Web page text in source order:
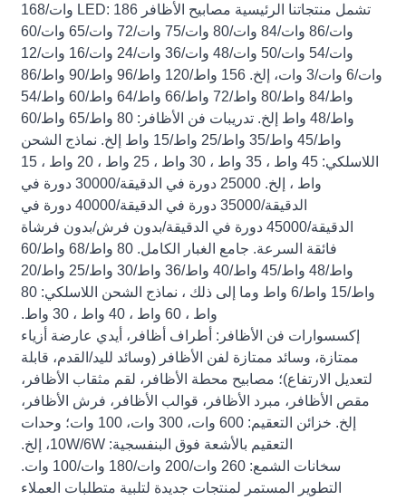
تشمل منتجاتنا الرئيسية مصابيح الأظافر LED: 186 وات/168
وات/86 وات/84 وات/80 وات/75 وات/72 وات/65 وات/60
وات/54 وات/50 وات/48 وات/36 وات/24 وات/16 وات/12
وات/6 وات/3 وات، إلخ. 156 واط/120 واط/96 واط/90 واط/86
واط/84 واط/80 واط/72 واط/66 واط/64 واط/60 واط/54
واط/48 واط إلخ. تدريبات فن الأظافر: 80 واط/65 واط/60
واط/45 واط/35 واط/25 واط/15 واط إلخ. نماذج الشحن
اللاسلكي: 45 واط ، 35 واط ، 30 واط ، 25 واط ، 20 واط ، 15
واط ، إلخ. 25000 دورة في الدقيقة/30000 دورة في
الدقيقة/35000 دورة في الدقيقة/40000 دورة في
الدقيقة/45000 دورة في الدقيقة/بدون فرش/بدون فرشاة
فائقة السرعة. جامع الغبار الكامل. 80 واط/68 واط/60
واط/48 واط/45 واط/40 واط/36 واط/30 واط/25 واط/20
واط/15 واط/6 واط وما إلى ذلك ، نماذج الشحن اللاسلكي: 80
واط ، 60 واط ، 40 واط ، 30 واط.
إكسسوارات فن الأظافر: أطراف أظافر، أيدي عارضة أزياء
ممتازة، وسائد ممتازة لفن الأظافر (وسائد لليد/القدم، قابلة
لتعديل الارتفاع)؛ مصابيح محطة الأظافر، لقم مثقاب الأظافر،
مقص الأظافر، مبرد الأظافر، قوالب الأظافر، فرش الأظافر،
إلخ. خزائن التعقيم: 600 وات، 300 وات، 100 وات؛ وحدات
التعقيم بالأشعة فوق البنفسجية: 10W/6W، إلخ.
سخانات الشمع: 260 وات/200 وات/180 وات/100 وات.
التطوير المستمر لمنتجات جديدة لتلبية متطلبات العملاء